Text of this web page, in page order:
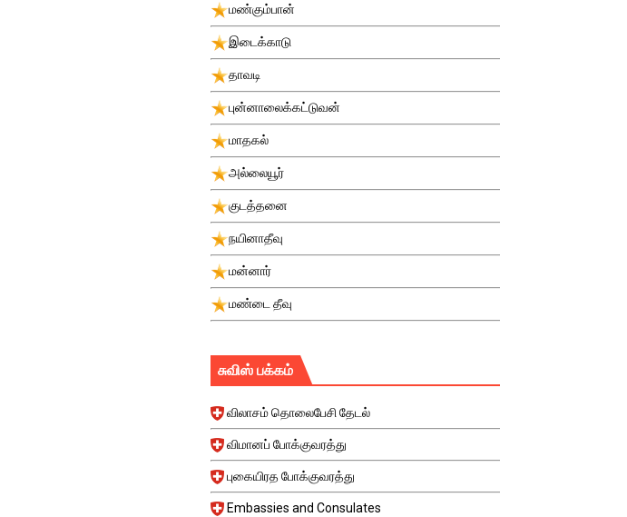
மண்கும்பான்
இடைக்காடு
தாவடி
புன்னாலைக்கட்டுவன்
மாதகல்
அல்லையூர்
குடத்தனை
நயினாதீவு
மன்னார்
மண்டை தீவு
சுவிஸ் பக்கம்
விலாசம் தொலைபேசி தேடல்
விமானப் போக்குவரத்து
புகையிரத போக்குவரத்து
Embassies and Consulates